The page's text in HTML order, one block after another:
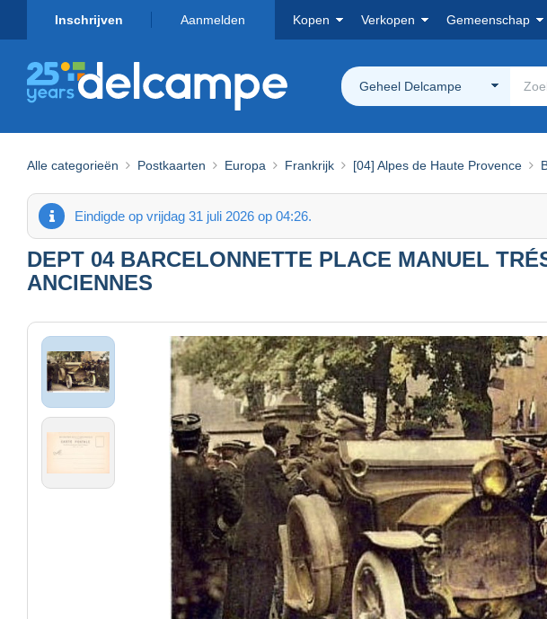
Inschrijven Aanmelden Kopen Verkopen Gemeenschap
Geheel Delcampe
Alle categorieën Postkaarten Europa Frankrijk [04] Alpes de Haute Provence
Eindigde op vrijdag 31 juli 2026 op 04:26.
DEPT 04 BARCELONNETTE PLACE MANUEL
ANCIENNES